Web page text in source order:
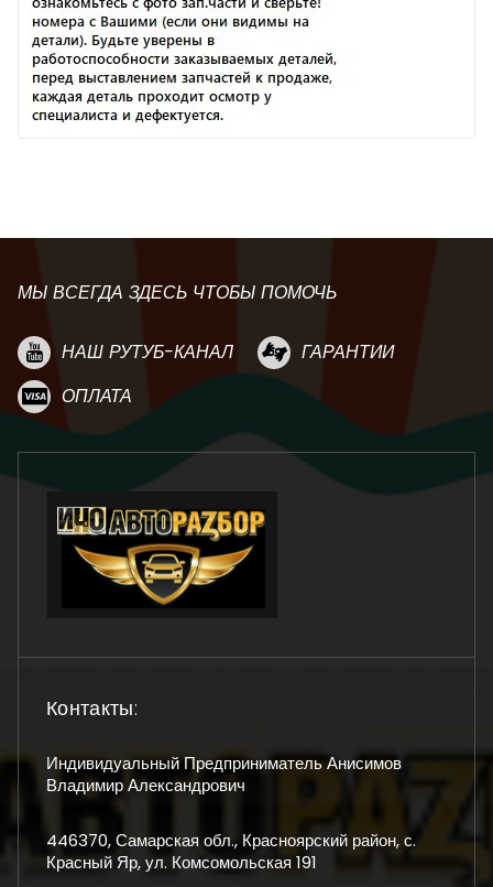
МЫ ВСЕГДА ЗДЕСЬ ЧТОБЫ ПОМОЧЬ
НАШ РУТУБ-КАНАЛ
ГАРАНТИИ
ОПЛАТА
Контакты:
Индивидуальный Предприниматель Анисимов
Владимир Александрович
446370, Самарская обл., Красноярский район, с.
Красный Яр, ул. Комсомольская 191